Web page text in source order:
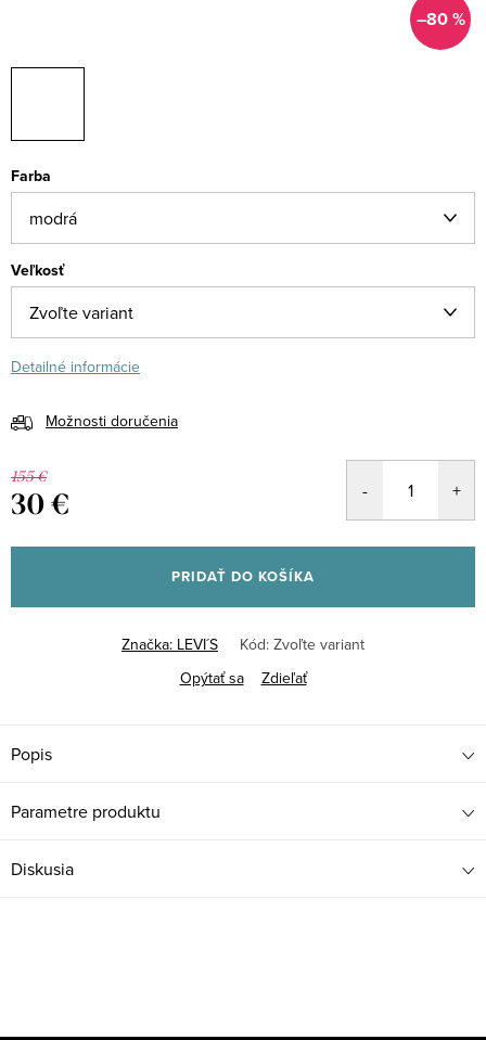
–80 %
Farba
Veľkosť
Detailné informácie
Možnosti doručenia
155 €
30 €
cena:
PRIDAŤ DO KOŠÍKA
Značka: LEVI´S Kód: Zvoľte variant
Opýtať sa
Zdieľať
Popis
Parametre produktu
Diskusia